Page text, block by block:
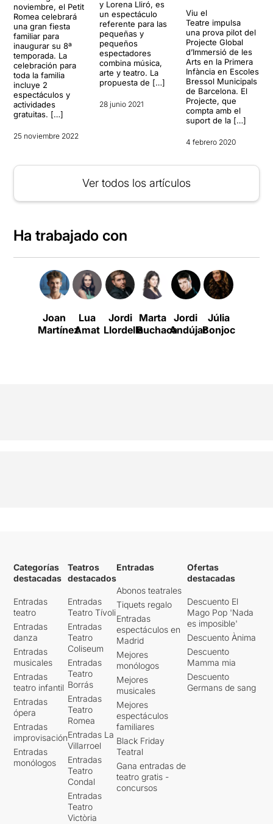
noviembre, el Petit
Romea celebrará
una gran fiesta
familiar para
inaugurar su 8ª
temporada. La
celebración para
toda la familia
incluye 2
espectáculos y
actividades
gratuitas. […]
25 noviembre 2022
y Lorena Lliró, es
un espectáculo
referente para las
pequeñas y
pequeños
espectadores
combina música,
arte y teatro. La
propuesta de […]
28 junio 2021
Viu el
Teatre impulsa
una prova pilot del
Projecte Global
d’Immersió de les
Arts en la Primera
Infància en Escoles
Bressol Municipals
de Barcelona. El
Projecte, que
compta amb el
suport de la […]
4 febrero 2020
Ver todos los artículos
Ha trabajado con
Joan
Martínez
Lua
Amat
Jordi
Llordella
Marta
Buchaca
Jordi
Andújar
Júlia
Bonjoch
Categorías
destacadas
Entradas
teatro
Entradas
danza
Entradas
musicales
Entradas
teatro infantil
Entradas
ópera
Entradas
improvisación
Entradas
monólogos
Teatros
destacados
Entradas
Teatro Tívoli
Entradas
Teatro
Coliseum
Entradas
Teatro
Borrás
Entradas
Teatro
Romea
Entradas La
Villarroel
Entradas
Teatro
Condal
Entradas
Teatro
Victòria
Entradas
Abonos teatrales
Tiquets regalo
Entradas
espectáculos en
Madrid
Mejores
monólogos
Mejores
musicales
Mejores
espectáculos
familiares
Black Friday
Teatral
Gana entradas de
teatro gratis -
concursos
Ofertas
destacadas
Descuento El
Mago Pop 'Nada
es imposible'
Descuento Ànima
Descuento
Mamma mia
Descuento
Germans de sang